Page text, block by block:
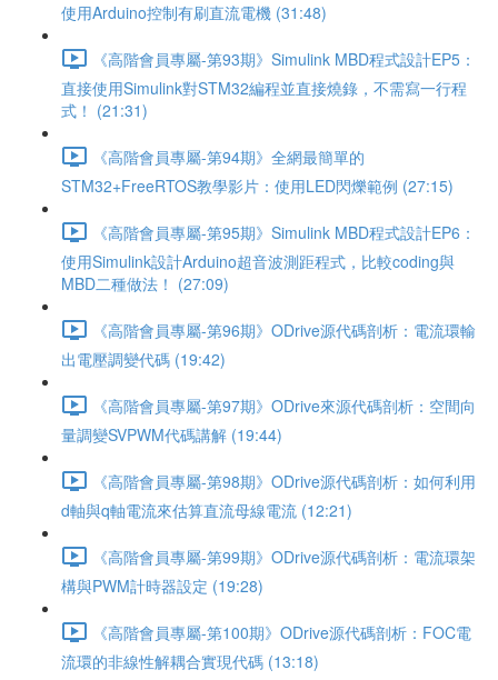
使用Arduino控制有刷直流電機 (31:48)
《高階會員專屬-第93期》Simulink MBD程式設計EP5：
直接使用Simulink對STM32編程並直接燒錄，不需寫一行程
式！ (21:31)
《高階會員專屬-第94期》全網最簡單的
STM32+FreeRTOS教學影片：使用LED閃爍範例 (27:15)
《高階會員專屬-第95期》Simulink MBD程式設計EP6：
使用Simulink設計Arduino超音波測距程式，比較coding與
MBD二種做法！ (27:09)
《高階會員專屬-第96期》ODrive源代碼剖析：電流環輸
出電壓調變代碼 (19:42)
《高階會員專屬-第97期》ODrive來源代碼剖析：空間向
量調變SVPWM代碼講解 (19:44)
《高階會員專屬-第98期》ODrive源代碼剖析：如何利用
d軸與q軸電流來估算直流母線電流 (12:21)
《高階會員專屬-第99期》ODrive源代碼剖析：電流環架
構與PWM計時器設定 (19:28)
《高階會員專屬-第100期》ODrive源代碼剖析：FOC電
流環的非線性解耦合實現代碼 (13:18)